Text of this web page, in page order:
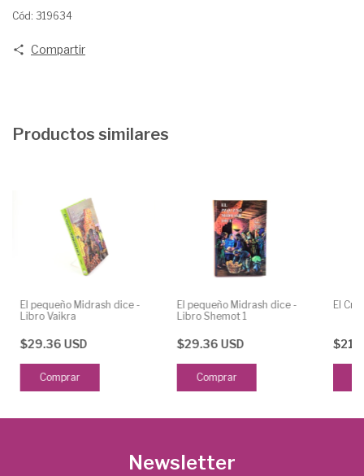
Cód: 319634
Compartir
Productos similares
El pequeño Midrash dice -
Libro Vaikra
$29.36 USD
El pequeño Midrash dice -
Libro Shemot 1
$29.36 USD
El
Newsletter